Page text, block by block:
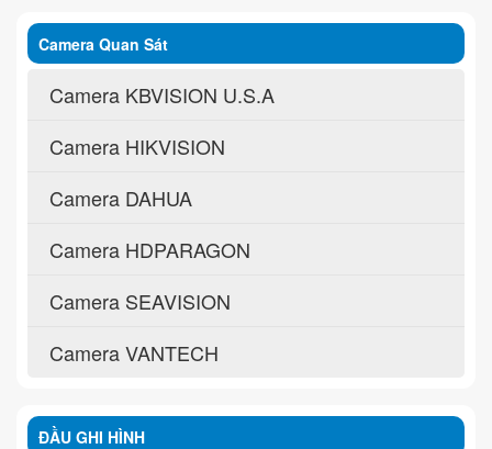
Camera Quan Sát
Camera KBVISION U.S.A
Camera HIKVISION
Camera DAHUA
Camera HDPARAGON
Camera SEAVISION
Camera VANTECH
ĐẦU GHI HÌNH